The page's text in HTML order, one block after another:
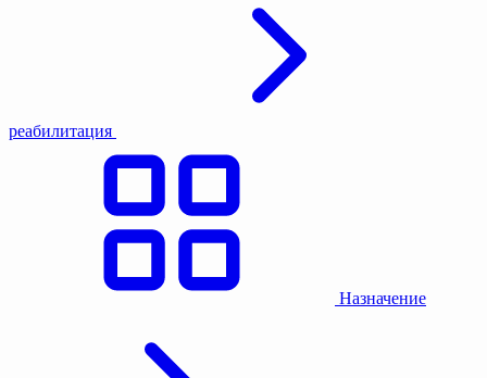
реабилитация
Назначение